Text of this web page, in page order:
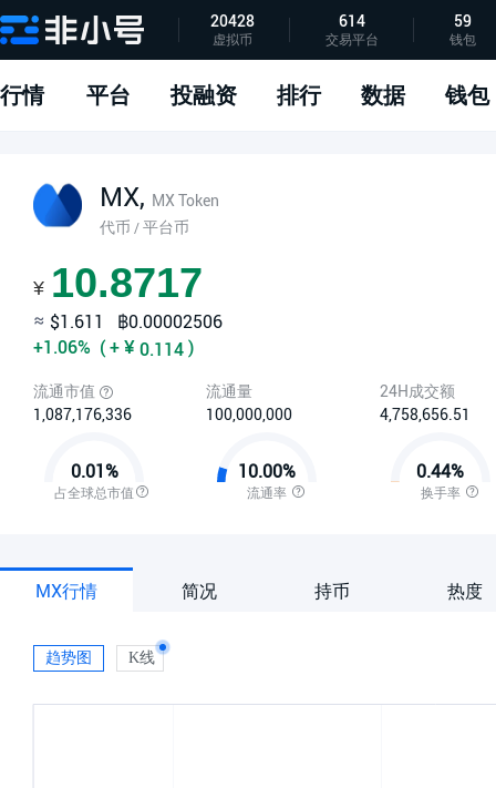
APP下载
指标说明
问题反馈
20428
虚拟币
614
交易平台
59
钱包
行情 平台 投融资 排行 数据 钱包
MX, MX Token
代币 /平台币
¥ 10.8717
≈ $1.611
฿0.00002506
+1.06% (+¥0.114)
流通市值
1,087,176,336
0.01%
占全球总市值
流通量
100,000,000
10.00%
流通率
24H成交额
4,758,656.51
0.44%
换手率
MX行情 简况 持币 热度
趋势图 K线